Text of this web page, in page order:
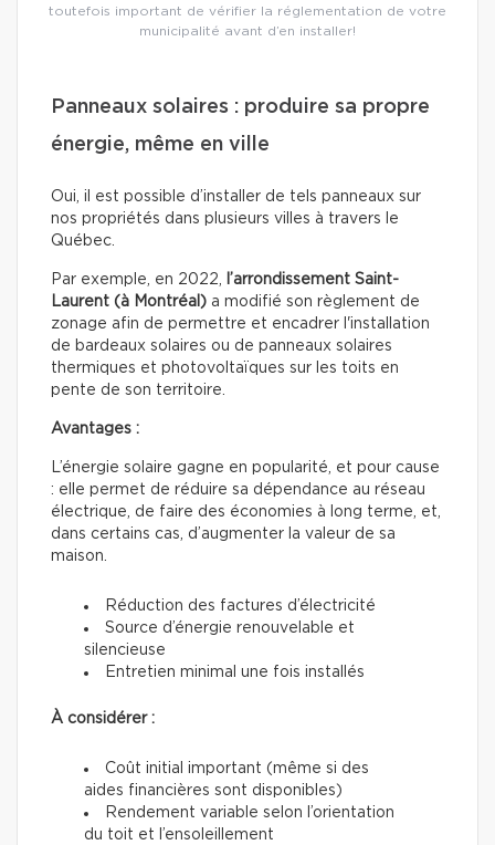
toutefois important de vérifier la réglementation de votre
municipalité avant d’en installer!
Panneaux solaires : produire sa propre
énergie, même en ville
Oui, il est possible d’installer de tels panneaux sur
nos propriétés dans plusieurs villes à travers le
Québec.
Par exemple, en 2022, l’arrondissement Saint-
Laurent (à Montréal) a modifié son règlement de
zonage afin de permettre et encadrer l'installation
de bardeaux solaires ou de panneaux solaires
thermiques et photovoltaïques sur les toits en
pente de son territoire.
Avantages :
L’énergie solaire gagne en popularité, et pour cause
: elle permet de réduire sa dépendance au réseau
électrique, de faire des économies à long terme, et,
dans certains cas, d’augmenter la valeur de sa
maison.
Réduction des factures d’électricité
Source d’énergie renouvelable et
silencieuse
Entretien minimal une fois installés
À considérer :
Coût initial important (même si des
aides financières sont disponibles)
Rendement variable selon l’orientation
du toit et l’ensoleillement